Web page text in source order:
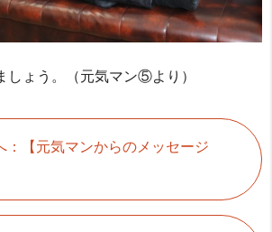
しょう。（元気マン⑤より）
：【元気マンからのメッセージ